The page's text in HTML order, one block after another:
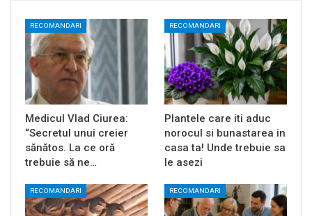
RECOMANDARI
Medicul Vlad Ciurea:
“Secretul unui creier
sănătos. La ce oră
trebuie să ne…
RECOMANDARI
Plantele care iti aduc
norocul si bunastarea in
casa ta! Unde trebuie sa
le asezi
RECOMANDARI RECOMANDARI